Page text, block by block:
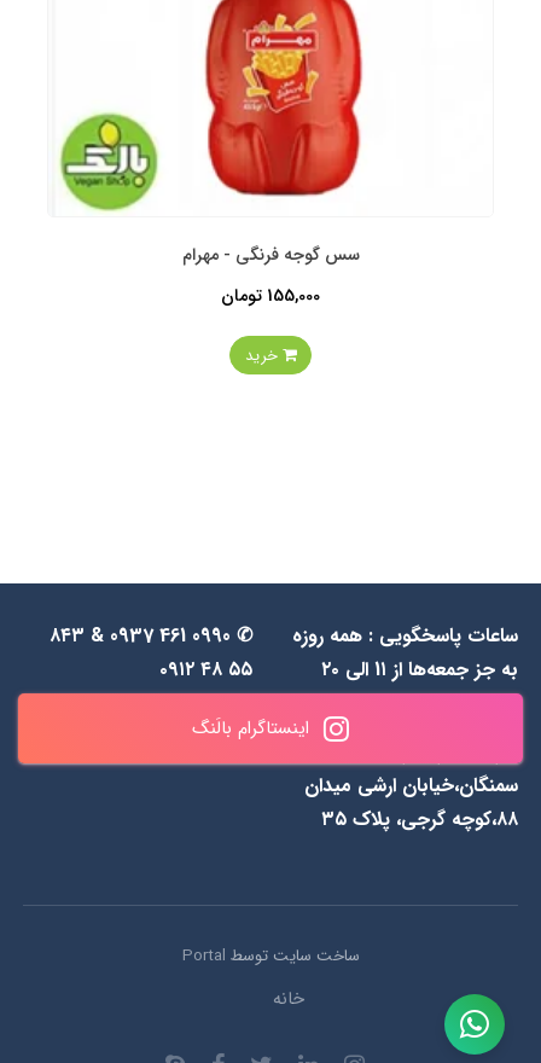
سس گوجه فرنگی - مهرام
155,000 تومان
خرید
اینستاگرام بالَنگ
ساعات پاسخگویی : همه روزه
به جز جمعه‌ها از 1۱ الی ۲۰
✆ 0990 461 0937 & ۸۴۳
۵۵ ۴۸ ۰۹۱۲
آدرس انبار : نارمک، خیابان
سمنگان،خیابان ارشی میدان
۸۸،کوچه گرجی، پلاک ۳۵
ساخت سایت توسط Portal
خانه